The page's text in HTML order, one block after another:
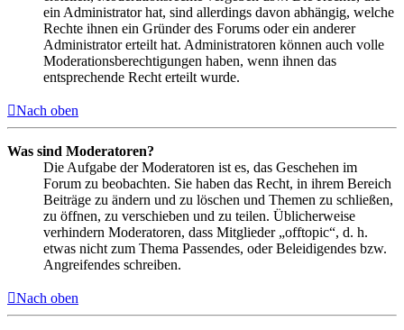
ein Administrator hat, sind allerdings davon abhängig, welche
Rechte ihnen ein Gründer des Forums oder ein anderer
Administrator erteilt hat. Administratoren können auch volle
Moderationsberechtigungen haben, wenn ihnen das
entsprechende Recht erteilt wurde.
Nach oben
Was sind Moderatoren?
Die Aufgabe der Moderatoren ist es, das Geschehen im
Forum zu beobachten. Sie haben das Recht, in ihrem Bereich
Beiträge zu ändern und zu löschen und Themen zu schließen,
zu öffnen, zu verschieben und zu teilen. Üblicherweise
verhindern Moderatoren, dass Mitglieder „offtopic“, d. h.
etwas nicht zum Thema Passendes, oder Beleidigendes bzw.
Angreifendes schreiben.
Nach oben